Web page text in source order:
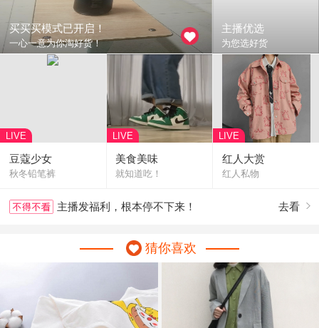
买买买模式已开启！
一心一意为你淘好货！
主播优选
为您选好货
LIVE
豆蔻少女
秋冬铅笔裤
LIVE
美食美味
就知道吃！
LIVE
红人大赏
红人私物
主播发福利，根本停不下来！ 去看 
猜你喜欢